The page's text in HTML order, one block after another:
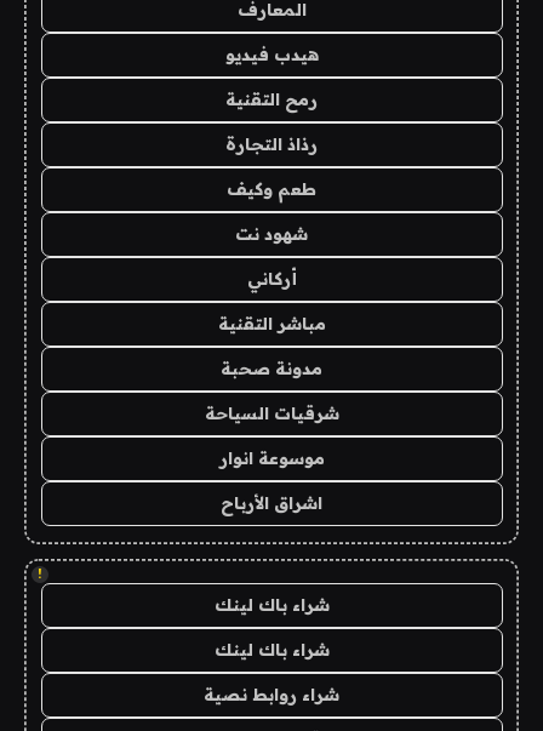
المعارف
هيدب فيديو
رمح التقنية
رذاذ التجارة
طعم وكيف
شهود نت
أركاني
مباشر التقنية
مدونة صحبة
شرقيات السياحة
موسوعة انوار
اشراق الأرباح
!
شراء باك لينك
شراء باك لينك
شراء روابط نصية